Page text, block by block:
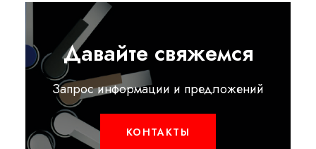
Давайте свяжемся
Запрос информации и предложений
КОНТАКТЫ